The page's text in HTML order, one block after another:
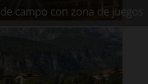
campo con zona de juegos